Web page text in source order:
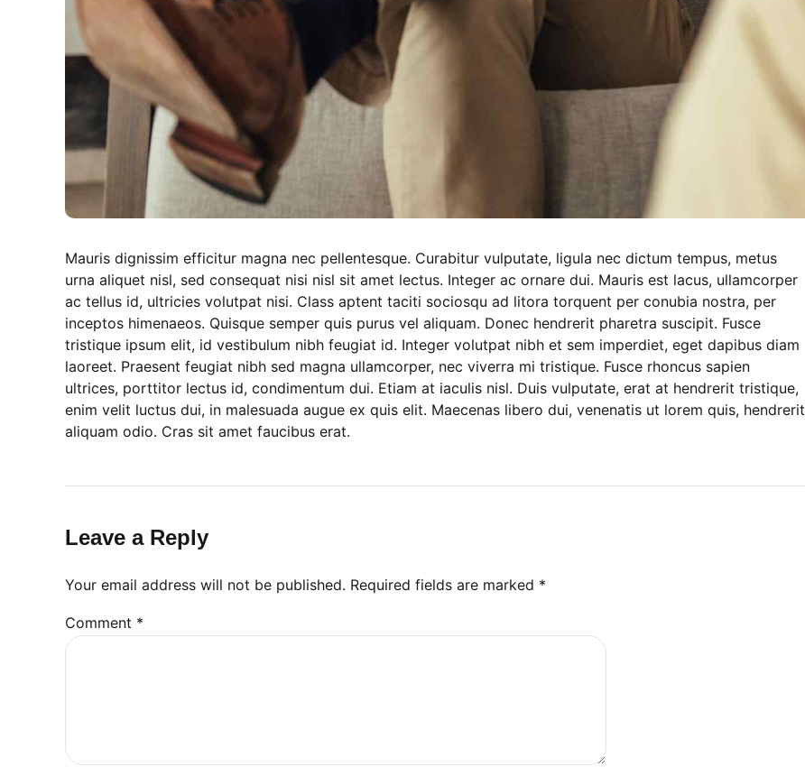
Mauris dignissim efficitur magna nec pellentesque. Curabitur vulputate, ligula nec dictum tempus, metus
urna aliquet nisl, sed consequat nisi nisl sit amet lectus. Integer ac ornare dui. Mauris est lacus, ullamcorper
ac tellus id, ultricies volutpat nisi. Class aptent taciti sociosqu ad litora torquent per conubia nostra, per
inceptos himenaeos. Quisque semper quis purus vel aliquam. Donec hendrerit pharetra suscipit. Fusce
tristique ipsum elit, id vestibulum nibh feugiat id. Integer volutpat nibh et sem imperdiet, eget dapibus diam
laoreet. Praesent feugiat nibh sed magna ullamcorper, nec viverra mi tristique. Fusce rhoncus sapien
ultrices, porttitor lectus id, condimentum dui. Etiam at iaculis nisl. Duis vulputate, erat at hendrerit tristique,
enim velit luctus dui, in malesuada augue ex quis elit. Maecenas libero dui, venenatis ut lorem quis, hendrerit
aliquam odio. Cras sit amet faucibus erat.
Leave a Reply
Your email address will not be published. Required fields are marked *
Comment *